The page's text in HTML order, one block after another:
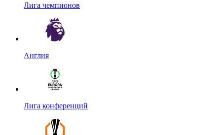
Лига чемпионов
Англия
Лига конференций